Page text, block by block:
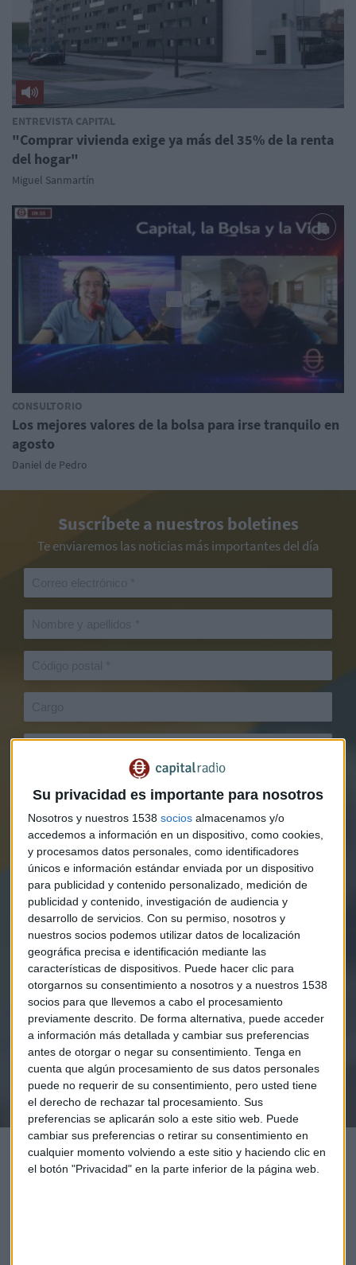
Su privacidad es importante para nosotros
Nosotros y nuestros 1538 socios almacenamos y/o
accedemos a información en un dispositivo, como cookies,
y procesamos datos personales, como identificadores
únicos e información estándar enviada por un dispositivo
para publicidad y contenido personalizado, medición de
publicidad y contenido, investigación de audiencia y
desarrollo de servicios. Con su permiso, nosotros y
nuestros socios podemos utilizar datos de localización
geográfica precisa e identificación mediante las
características de dispositivos. Puede hacer clic para
otorgarnos su consentimiento a nosotros y a nuestros 1538
socios para que llevemos a cabo el procesamiento
previamente descrito. De forma alternativa, puede acceder
a información más detallada y cambiar sus preferencias
antes de otorgar o negar su consentimiento. Tenga en
cuenta que algún procesamiento de sus datos personales
puede no requerir de su consentimiento, pero usted tiene
el derecho de rechazar tal procesamiento. Sus
preferencias se aplicarán solo a este sitio web. Puede
cambiar sus preferencias o retirar su consentimiento en
cualquier momento volviendo a este sitio y haciendo clic en
el botón "Privacidad" en la parte inferior de la página web.
ENTREVISTA CAPITAL
"Comprar vivienda exige ya más del 35% de la renta
del hogar"
Miguel Sanmartín
CONSULTORIO
Los mejores valores de la bolsa para irse tranquilo en
agosto
Daniel de Pedro
Suscríbete a nuestros boletines
Te enviaremos las noticias más importantes del día
Elige los boletines a los que suscribirte*
Apertura
La Magia de la Publicidad
Claves ESG
política de privacidad
¡Suscribirme!